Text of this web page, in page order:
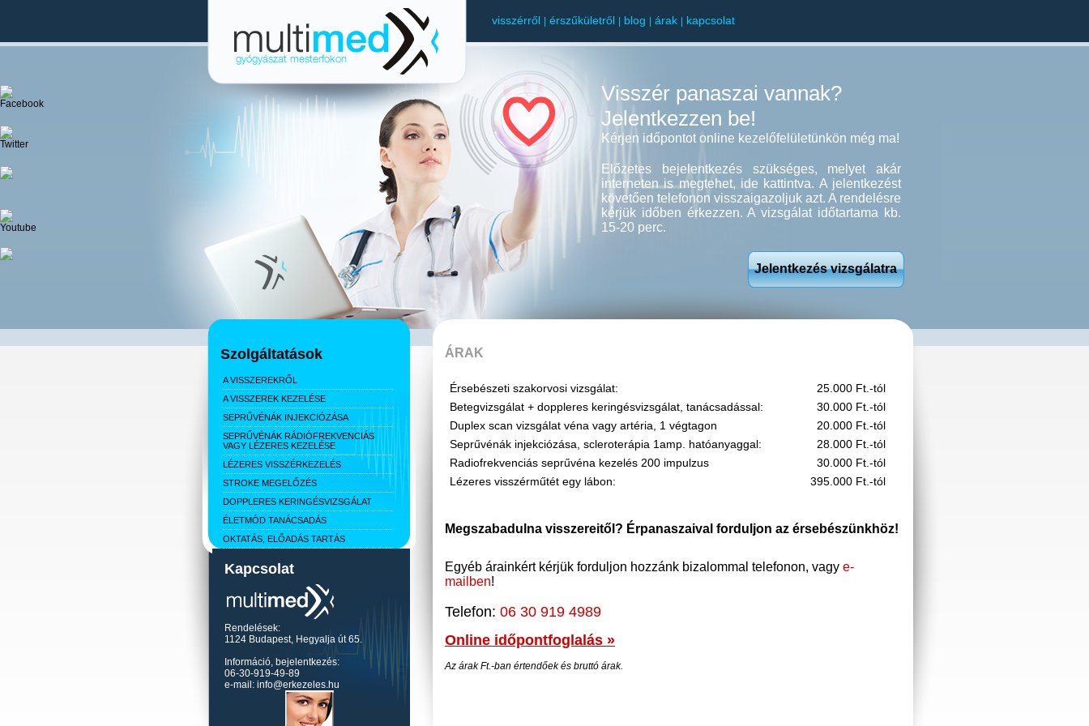
visszérről érszűkületről blog árak kapcsolat
Visszér panaszai vannak?
Jelentkezzen be!
Kérjen időpontot online kezelőfelületünkön még ma!
Előzetes bejelentkezés szükséges, melyet akár
interneten is megtehet, ide kattintva. A jelentkezést
követően telefonon visszaigazoljuk azt. A rendelésre
kérjük időben érkezzen. A vizsgálat időtartama kb.
15-20 perc.
Jelentkezés vizsgálatra
Szolgáltatások
A VISSZEREKRŐL
A VISSZEREK KEZELÉSE
SEPRŰVÉNÁK INJEKCIÓZÁSA
SEPRŰVÉNÁK RÁDIÓFREKVENCIÁS
VAGY LÉZERES KEZELÉSE
LÉZERES VISSZÉRKEZELÉS
STROKE MEGELŐZÉS
DOPPLERES KERINGÉSVIZSGÁLAT
ÉLETMÓD TANÁCSADÁS
OKTATÁS, ELŐADÁS TARTÁS
Kapcsolat
Rendelések:
1124 Budapest, Hegyalja út 65.
Információ, bejelentkezés:
06-30-919-49-89
e-mail: info@erkezeles.hu
ÁRAK
Érsebészeti szakorvosi vizsgálat:
25.000 Ft.-tól
Betegvizsgálat + doppleres keringésvizsgálat, tanácsadással:
30.000 Ft.-tól
Duplex scan vizsgálat véna vagy artéria, 1 végtagon
20.000 Ft.-tól
Seprűvénák injekciózása, scleroterápia 1amp. hatóanyaggal:
28.000 Ft.-tól
Radiofrekvenciás seprűvéna kezelés 200 impulzus
30.000 Ft.-tól
Lézeres visszérműtét egy lábon:
395.000 Ft.-tól
Megszabadulna visszereitől? Érpanaszaival forduljon az érsebészünkhöz!
Egyéb árainkért kérjük forduljon hozzánk bizalommal telefonon, vagy e-
mailben!
Telefon: 06 30 919 4989
Online időpontfoglalás »
Az árak Ft.-ban értendőek és bruttó árak.